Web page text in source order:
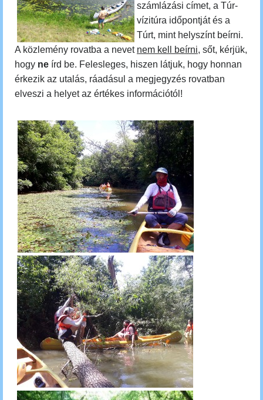
számlázási címet, a Túr-
vízitúra időpontját és a
Túrt, mint helyszínt beírni.
A közlemény rovatba a nevet nem kell beírni, sőt, kérjük,
hogy ne írd be. Felesleges, hiszen látjuk, hogy honnan
érkezik az utalás, ráadásul a megjegyzés rovatban
elveszi a helyet az értékes információtól!